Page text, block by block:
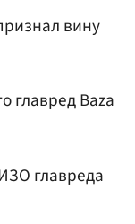
вину
главред Baza
главреда